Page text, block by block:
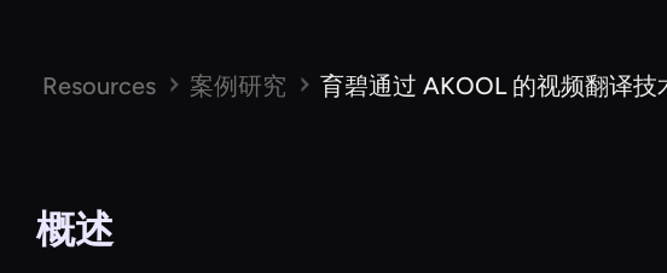
Resources 案例研究 育碧通过 AKOOL 的视频翻译技
概述